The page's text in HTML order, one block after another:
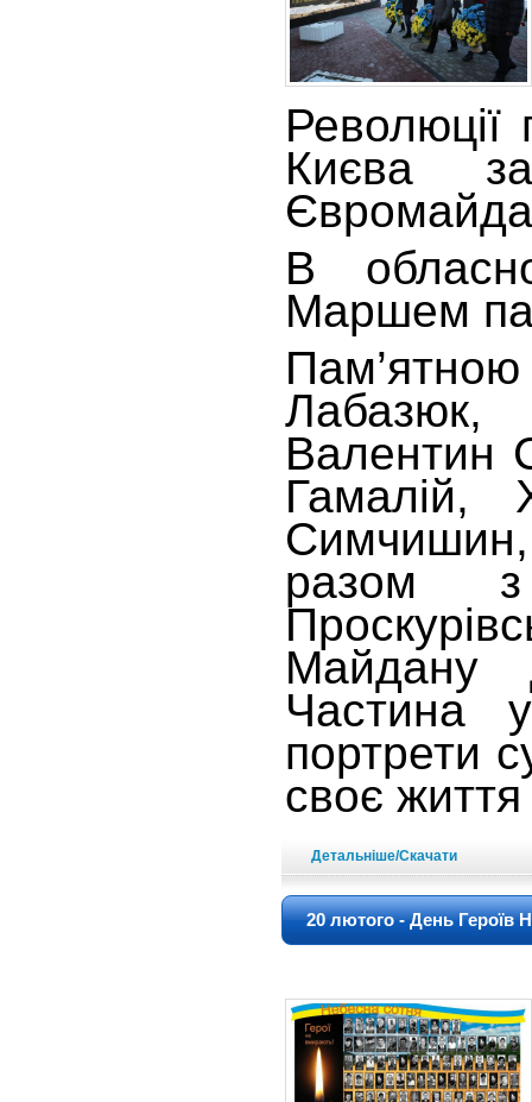
Революції
Києва
В
Маршем
Лабазюк,
Валентин
Гамалій,
Симчишин,
разом з
Майдану
Частина
портрети
своє життя
Детальніше/Скачати
20 лютого - День Героїв